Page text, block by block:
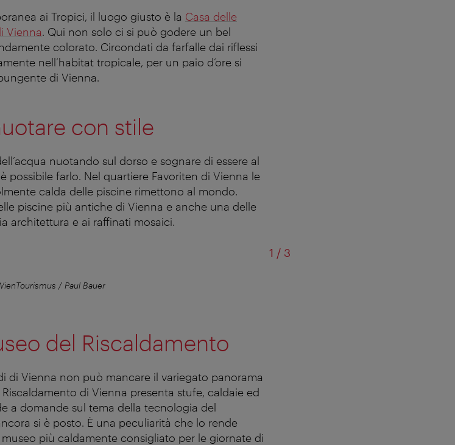
ai Tropici, il luogo giusto è la Casa delle
Vienna. Qui non solo ci si può godere un bel
colorato. Circondati da farfalle dai riflessi
nell’habitat tropicale, per un paio d’ore si
di Vienna.
con stile
nuotando sul dorso e sognare di essere al
è possibile farlo. Nel quartiere Favoriten di Vienna le
calda delle piscine rimettono al mondo.
piscine più antiche di Vienna e anche una delle
architettura e ai raffinati mosaici.
1 /di
3
/ Paul Bauer
del Riscaldamento
di Vienna non può mancare il variegato panorama
di Vienna presenta stufe, caldaie ed
a domande sul tema della tecnologia del
si è posto. È una peculiarità che lo rende
più caldamente consigliato per le giornate di